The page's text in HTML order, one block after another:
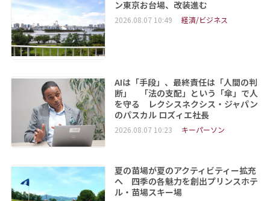
ン東京お台場、改装進む
2026.08.07 10:49 経済/ビジネス
AIは「手段」、最終責任は「人間の判
断」 「法の支配」という「傘」で人
を守る レクシスネクシス・ジャパン
のパスカル ロズィエ社長
2026.08.07 10:23 キーパーソン
夏の苗場が夏のアクティビティー拡充
へ 四季の各魅力を創出プリンスホテ
ル・苗場スキー場